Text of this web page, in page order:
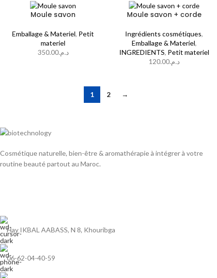
Moule savon
Emballage & Materiel, Petit
materiel
د.م.350.00
Moule savon + corde
Ingrédients cosmétiques,
Emballage & Materiel,
INGREDIENTS, Petit materiel
د.م.120.00
1 2 →
Cosmétique naturelle, bien-être & aromathérapie à intégrer à votre
routine beauté partout au Maroc.
Hay IKBAL AABASS, N 8, Khouribga
06-62-04-40-59